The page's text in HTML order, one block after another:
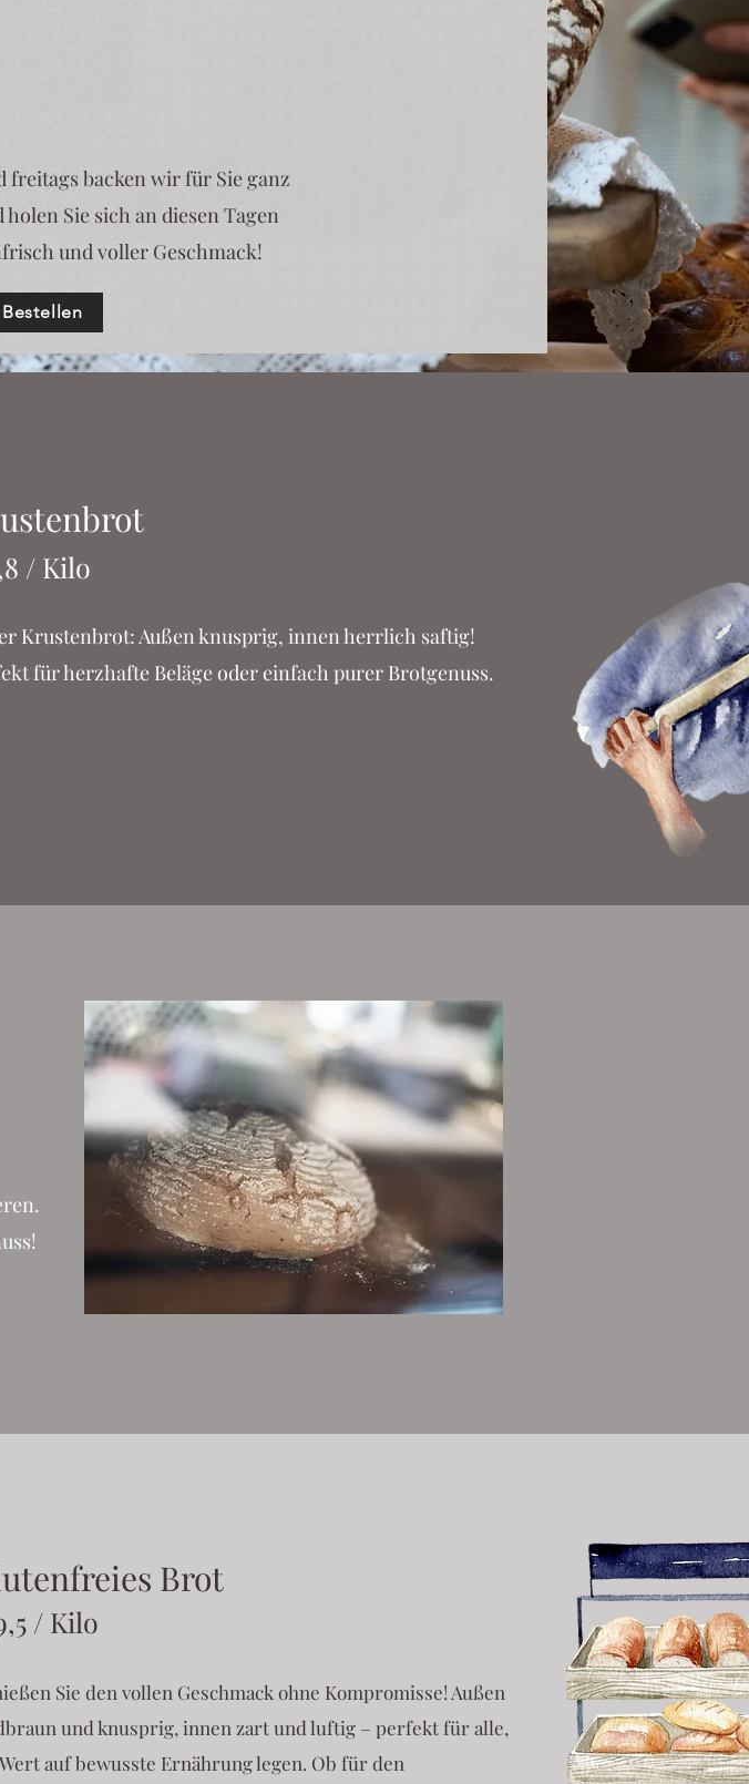
freitags backen wir für Sie ganz
Sie sich an diesen Tagen
und voller Geschmack!
/ Kilo
Krustenbrot: Außen knusprig, innen herrlich saftig!
für herzhafte Beläge oder einfach purer Brotgenuss.
Brot
/ Kilo
Sie den vollen Geschmack ohne Kompromisse! Außen
und knusprig, innen zart und luftig – perfekt für alle,
auf bewusste Ernährung legen. Ob für den